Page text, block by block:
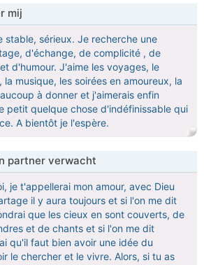
mij
stable, sérieux. Je recherche une
d'échange, de complicité , de
d'humour. J'aime les voyages, le
musique, les soirées en amoureux, la
à donner et j'aimerais enfin
petit quelque chose d'indéfinissable qui
A bientôt je l'espère.
partner verwacht
je t'appellerai mon amour, avec Dieu
il y aura toujours et si l'on me dit
que les cieux en sont couverts, de
et de chants et si l'on me dit
qu'il faut bien avoir une idée du
le chercher et le vivre. Alors, si tu as